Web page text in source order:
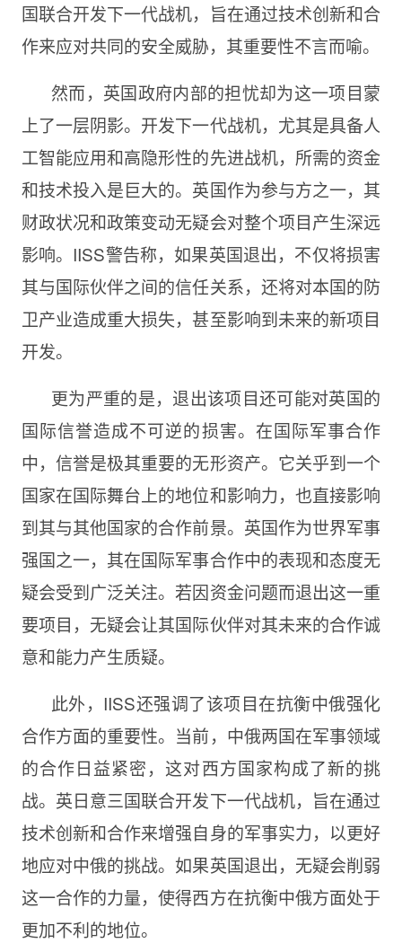
国联合开发下一代战机，旨在通过技术创新和合
作来应对共同的安全威胁，其重要性不言而喻。
然而，英国政府内部的担忧却为这一项目蒙
上了一层阴影。开发下一代战机，尤其是具备人
工智能应用和高隐形性的先进战机，所需的资金
和技术投入是巨大的。英国作为参与方之一，其
财政状况和政策变动无疑会对整个项目产生深远
影响。IISS警告称，如果英国退出，不仅将损害
其与国际伙伴之间的信任关系，还将对本国的防
卫产业造成重大损失，甚至影响到未来的新项目
开发。
更为严重的是，退出该项目还可能对英国的
国际信誉造成不可逆的损害。在国际军事合作
中，信誉是极其重要的无形资产。它关乎到一个
国家在国际舞台上的地位和影响力，也直接影响
到其与其他国家的合作前景。英国作为世界军事
强国之一，其在国际军事合作中的表现和态度无
疑会受到广泛关注。若因资金问题而退出这一重
要项目，无疑会让其国际伙伴对其未来的合作诚
意和能力产生质疑。
此外，IISS还强调了该项目在抗衡中俄强化
合作方面的重要性。当前，中俄两国在军事领域
的合作日益紧密，这对西方国家构成了新的挑
战。英日意三国联合开发下一代战机，旨在通过
技术创新和合作来增强自身的军事实力，以更好
地应对中俄的挑战。如果英国退出，无疑会削弱
这一合作的力量，使得西方在抗衡中俄方面处于
更加不利的地位。